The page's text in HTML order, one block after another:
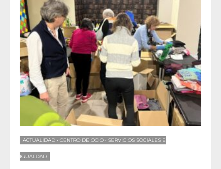
ACTUALIDAD • CENTRO DE OCIO • SERVICIOS SOCIALES E
IGUALDAD